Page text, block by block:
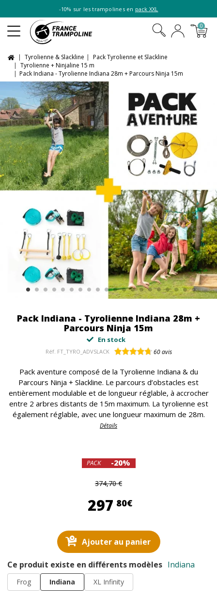
-10% sur les trampolines en pack XXL
0
Tyrolienne & Slackline
Pack Tyrolienne et Slackline
Tyrolienne + Ninjaline 15 m
Pack Indiana - Tyrolienne Indiana 28m + Parcours Ninja 15m
Pack Indiana - Tyrolienne Indiana 28m +
Parcours Ninja 15m
En stock
Réf. FT_TYRO_ADVSLACK 60avis
Pack aventure composé de la Tyrolienne Indiana & du
Parcours Ninja + Slackline. Le parcours d’obstacles est
entièrement modulable et de longueur réglable, à accrocher
entre 2 arbres distants de 15m maximum. La tyrolienne est
également réglable, avec une longueur maximum de 28m.
Détails
PACK -20%
374,70 €
297 80€297,80 €
Ajouter au panier
Ce produit existe en différents modèles Indiana
Frog Indiana XL Infinity